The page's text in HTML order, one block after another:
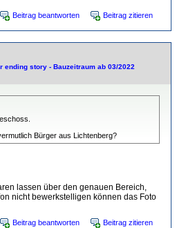
Beitrag beantworten Beitrag zitieren
ending story - Bauzeitraum ab 03/2022
Bürger aus Lichtenberg?
lassen über den genauen Bereich,
nicht bewerkstelligen können das Foto
Beitrag beantworten Beitrag zitieren